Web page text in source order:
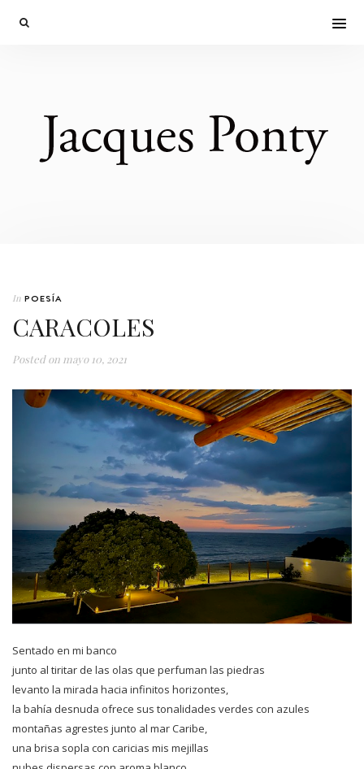
In POESÍA
CARACOLES
Posted on mayo 10, 2021
Sentado en mi banco
junto al tiritar de las olas que perfuman las piedras
levanto la mirada hacia infinitos horizontes,
la bahía desnuda ofrece sus tonalidades verdes con azules
montañas agrestes junto al mar Caribe,
una brisa sopla con caricias mis mejillas